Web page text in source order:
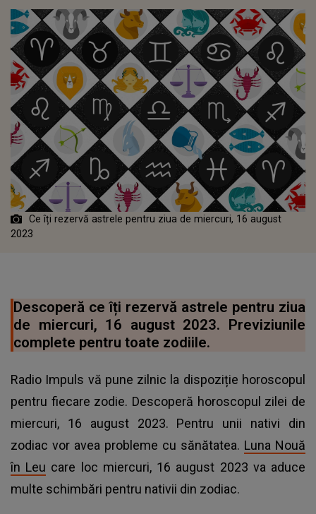
Ce îți rezervă astrele pentru ziua de miercuri, 16 august
2023
Descoperă ce îți rezervă astrele pentru ziua
de miercuri, 16 august 2023. Previziunile
complete pentru toate zodiile.
Radio Impuls vă pune zilnic la dispoziție horoscopul
pentru fiecare zodie. Descoperă horoscopul zilei de
miercuri, 16 august 2023. Pentru unii nativi din
zodiac vor avea probleme cu sănătatea. Luna Nouă
în Leu care loc miercuri, 16 august 2023 va aduce
multe schimbări pentru nativii din zodiac.